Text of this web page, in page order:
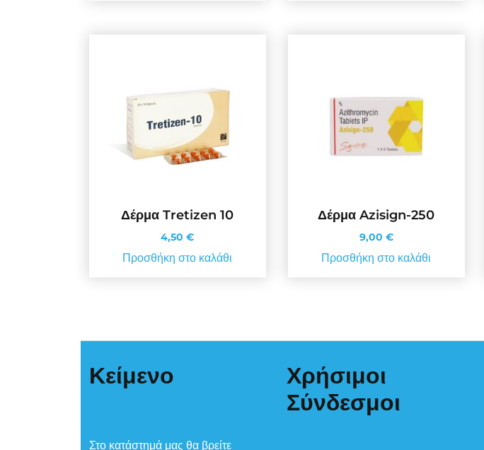
Δέρμα Tretizen 10
4,50€
Προσθήκη στο καλάθι
Δέρμα Azisign-250
9,00 €
Προσθήκη στο καλάθι
Κείμενο
Στο κατάστημά μας θα βρείτε
Χρήσιμοι
Σύνδεσμοι